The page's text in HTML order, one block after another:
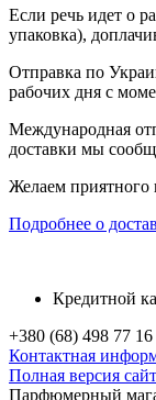
Если речь идет о
упаковка),
Отправка по
рабочих дня с
Международная
доставки мы
Желаем приятного
Подробнее о
Кредитной
+380 (68) 498 77 16
Контактная
Полная версия
Парфюмерный